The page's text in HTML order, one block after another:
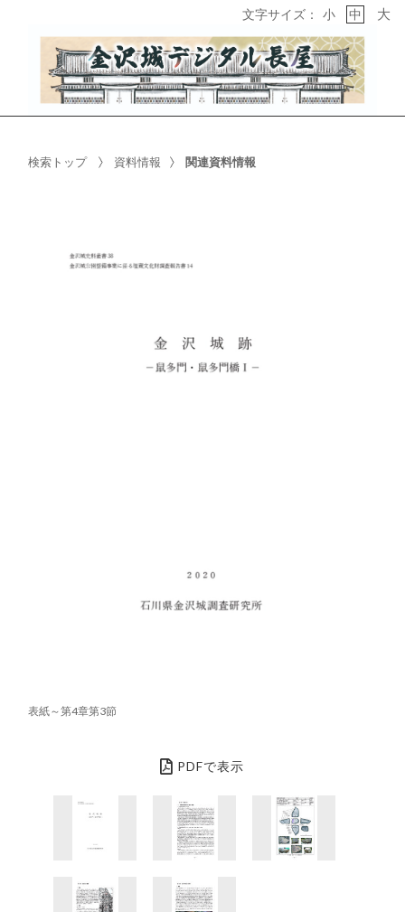
文字サイズ： 小 中 大
検索トップ 資料情報 関連資料情報
表紙～第4章第3節
PDFで表示